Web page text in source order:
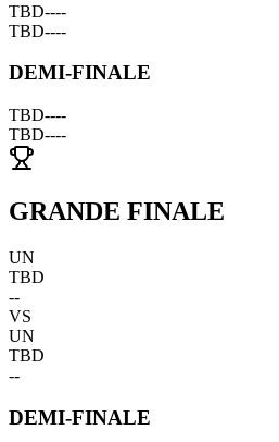
TBD----
TBD----
DEMI-FINALE
TBD----
TBD----
GRANDE FINALE
UN
TBD
--
VS
UN
TBD
--
DEMI-FINALE